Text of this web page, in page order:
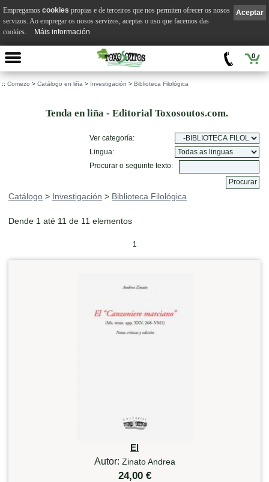
0
:: Comezo > Catálogo en liña > Investigación > Biblioteca Filológica
Tenda en liña - Editorial Toxosoutos.com.
Ver categoría:
Lingua:
Procurar o seguinte texto:
Catálogo > Investigación > Biblioteca Filológica
Dende 1 até 11 de 11 elementos
1
El
Autor: Zinato Andrea
24,00 €
Aceptar
Empregamos cookies propias e de terceiros que nos permiten ofrecer os nosos
servizos. Ao empregar os nosos servizos, aceptas o uso que facemos das
cookies.
Máis información